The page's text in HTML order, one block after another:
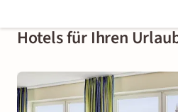
Hotels für Ihren